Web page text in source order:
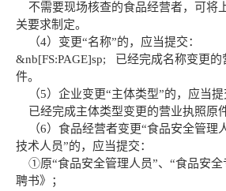
不需要现场核查的食品经营者，可将
关要求制定。
（4）变更“名称”的，应当提交：
&nb[FS:PAGE]sp; 已经完成名称变更的
件。
（5）企业变更“主体类型”的，应当提
已经完成主体类型变更的营业执照原
（6）食品经营者变更“食品安全管理
技术人员”的，应当提交：
①原“食品安全管理人员”、“食品安全
聘书》；